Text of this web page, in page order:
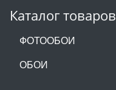
Каталог товаров
ФОТООБОИ
ОБОИ